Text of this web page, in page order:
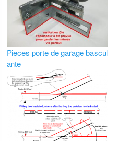
Pieces porte de garage bascul
ante